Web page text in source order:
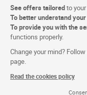
See offers tailoredto
To better understand
To provide you with the
functions properly.
Change your mind?
page.
Read the cookies policy
Top Landen
Topregio's
Top Steden
Top Hotels